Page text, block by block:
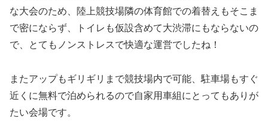
な大会のため、陸上競技場隣の体育館での着替えもそこま
で密にならず、トイレも仮設含めて大渋滞にもならないの
で、とてもノンストレスで快適な運営でしたね！
またアップもギリギリまで競技場内で可能、駐車場もすぐ
近くに無料で泊められるので自家用車組にとってもありが
たい会場です。